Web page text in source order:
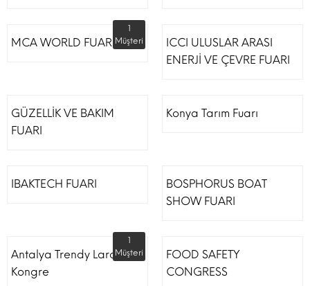
MCA WORLD FUARI
1
Müşteri
ICCI ULUSLAR ARASI
ENERJİ VE ÇEVRE FUARI
GÜZELLİK VE BAKIM
FUARI
Konya Tarım Fuarı
IBAKTECH FUARI
BOSPHORUS BOAT
SHOW FUARI
Antalya Trendy Lara Otel
Kongre
1
Müşteri
FOOD SAFETY
CONGRESS